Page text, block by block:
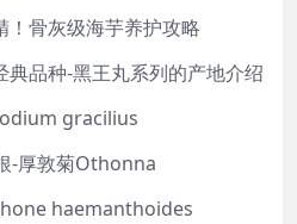
！骨灰级海芋养护攻略
典品种-黑王丸系列的产地介绍
gracilius
-厚敦菊Othonna
haemanthoides